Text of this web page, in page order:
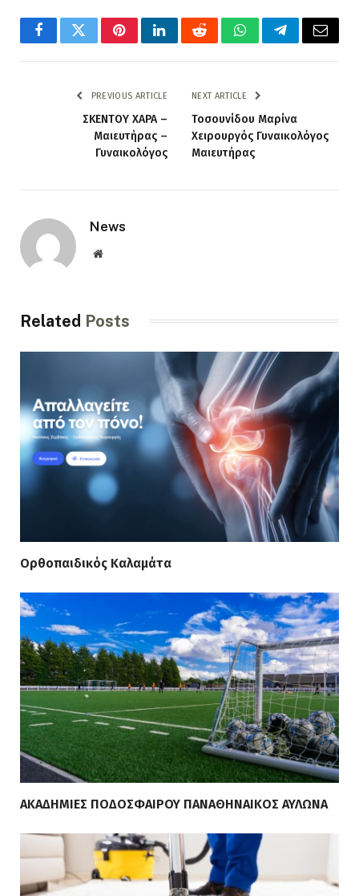
FacebookTwitterPinterestLinkedInRedditWhatsAppTelegramEmail
PREVIOUS ARTICLE
ΣΚΕΝΤΟΥ ΧΑΡΑ –
Μαιευτήρας –
Γυναικολόγος
NEXT ARTICLE
Τοσουνίδου Μαρίνα
Χειρουργός Γυναικολόγος
Μαιευτήρας
News
Website
Related Posts
Ορθοπαιδικός Καλαμάτα
ΑΚΑΔΗΜΙΕΣ ΠΟΔΟΣΦΑΙΡΟΥ ΠΑΝΑΘΗΝΑΙΚΟΣ ΑΥΛΩΝΑ